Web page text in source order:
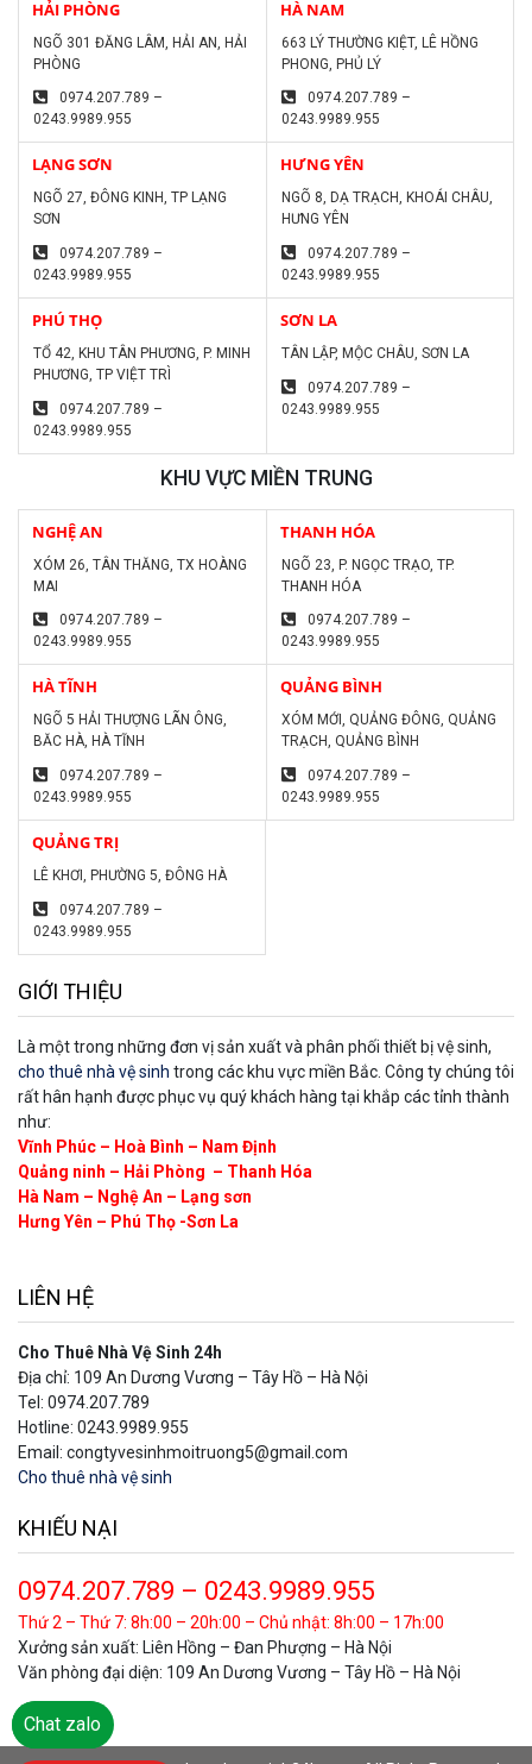
HẢI PHÒNG
NGÕ 301 ĐĂNG LÂM, HẢI AN, HẢI
PHÒNG
0974.207.789 –
0243.9989.955
HÀ NAM
663 LÝ THƯỜNG KIỆT, LÊ HỒNG
PHONG, PHỦ LÝ
0974.207.789 –
0243.9989.955
LẠNG SƠN
NGÕ 27, ĐÔNG KINH, TP LẠNG
SƠN
0974.207.789 –
0243.9989.955
HƯNG YÊN
NGÕ 8, DẠ TRẠCH, KHOÁI CHÂU,
HƯNG YÊN
0974.207.789 –
0243.9989.955
PHÚ THỌ
TỔ 42, KHU TÂN PHƯƠNG, P. MINH
PHƯƠNG, TP VIỆT TRÌ
0974.207.789 –
0243.9989.955
SƠN LA
TÂN LẬP, MỘC CHÂU, SƠN LA
0974.207.789 –
0243.9989.955
KHU VỰC MIỀN TRUNG
NGHỆ AN
XÓM 26, TÂN THĂNG, TX HOÀNG
MAI
0974.207.789 –
0243.9989.955
THANH HÓA
NGÕ 23, P. NGỌC TRẠO, TP.
THANH HÓA
0974.207.789 –
0243.9989.955
HÀ TĨNH
NGÕ 5 HẢI THƯỢNG LÃN ÔNG,
BĂC HÀ, HÀ TĨNH
0974.207.789 –
0243.9989.955
QUẢNG BÌNH
XÓM MỚI, QUẢNG ĐÔNG, QUẢNG
TRẠCH, QUẢNG BÌNH
0974.207.789 –
0243.9989.955
QUẢNG TRỊ
LÊ KHƠI, PHƯỜNG 5, ĐÔNG HÀ
0974.207.789 –
0243.9989.955
GIỚI THIỆU
Là một trong những đơn vị sản xuất và phân phối thiết bị vệ sinh,
cho thuê nhà vệ sinh trong các khu vực miền Bắc. Công ty chúng tôi
rất hân hạnh được phục vụ quý khách hàng tại khắp các tỉnh thành
như:
Vĩnh Phúc – Hoà Bình – Nam Định
Quảng ninh – Hải Phòng – Thanh Hóa
Hà Nam – Nghệ An – Lạng sơn
Hưng Yên – Phú Thọ -Sơn La
LIÊN HỆ
Cho Thuê Nhà Vệ Sinh 24h
Địa chỉ: 109 An Dương Vương – Tây Hồ – Hà Nội
Tel: 0974.207.789
Hotline: 0243.9989.955
Email: congtyvesinhmoitruong5@gmail.com
Cho thuê nhà vệ sinh
KHIẾU NẠI
0974.207.789 – 0243.9989.955
Thứ 2 – Thứ 7: 8h:00 – 20h:00 – Chủ nhật: 8h:00 – 17h:00
Xưởng sản xuất: Liên Hồng – Đan Phượng – Hà Nội
Văn phòng đại diện: 109 An Dương Vương – Tây Hồ – Hà Nội
Chat Zalo
Chat zalo